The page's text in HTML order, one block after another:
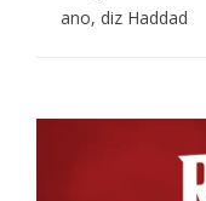
ano, diz Haddad